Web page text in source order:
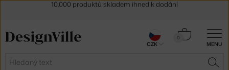
MENU
Hledat
0
Košík
30 dní na vrácení zboží
CZK